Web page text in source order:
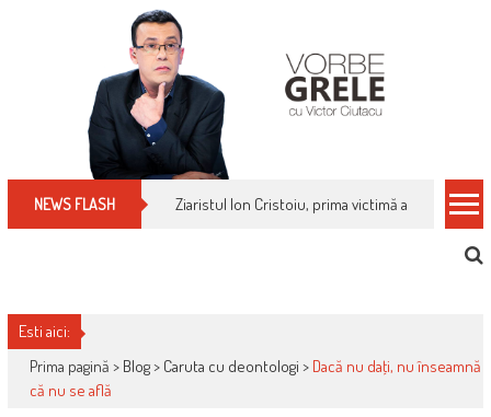
NEWS FLASH Ziaristul Ion Cristoiu, prima victimă a noi
Esti aici:
Prima pagină > Blog> Caruta cu deontologi > Dacă nu daţi, nu înseamnă
că nu se află